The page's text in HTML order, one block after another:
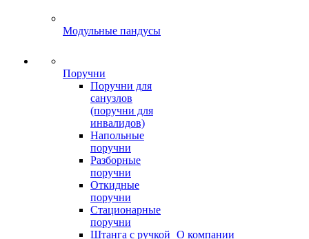
Модульные пандусы
Поручни
Поручни для
санузлов
(поручни для
инвалидов)
Напольные
поручни
Разборные
поручни
Откидные
поручни
Стационарные
поручни
Штанга с ручкой О компании